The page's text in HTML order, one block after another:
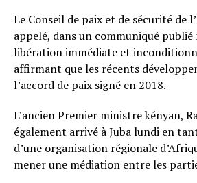
Le Conseil de paix et de sécurité de
appelé, dans un communiqué publié
libération immédiate et
affirmant que les récents
l’accord de paix signé en 2018.
L’ancien Premier ministre kényan,
également arrivé à Juba lundi en
d’une organisation régionale
mener une médiation entre les